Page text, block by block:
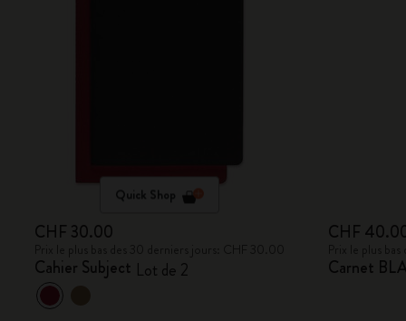
Quick Shop
CHF 30.00
Cahier Subject Lot de 2
CHF
Carnet